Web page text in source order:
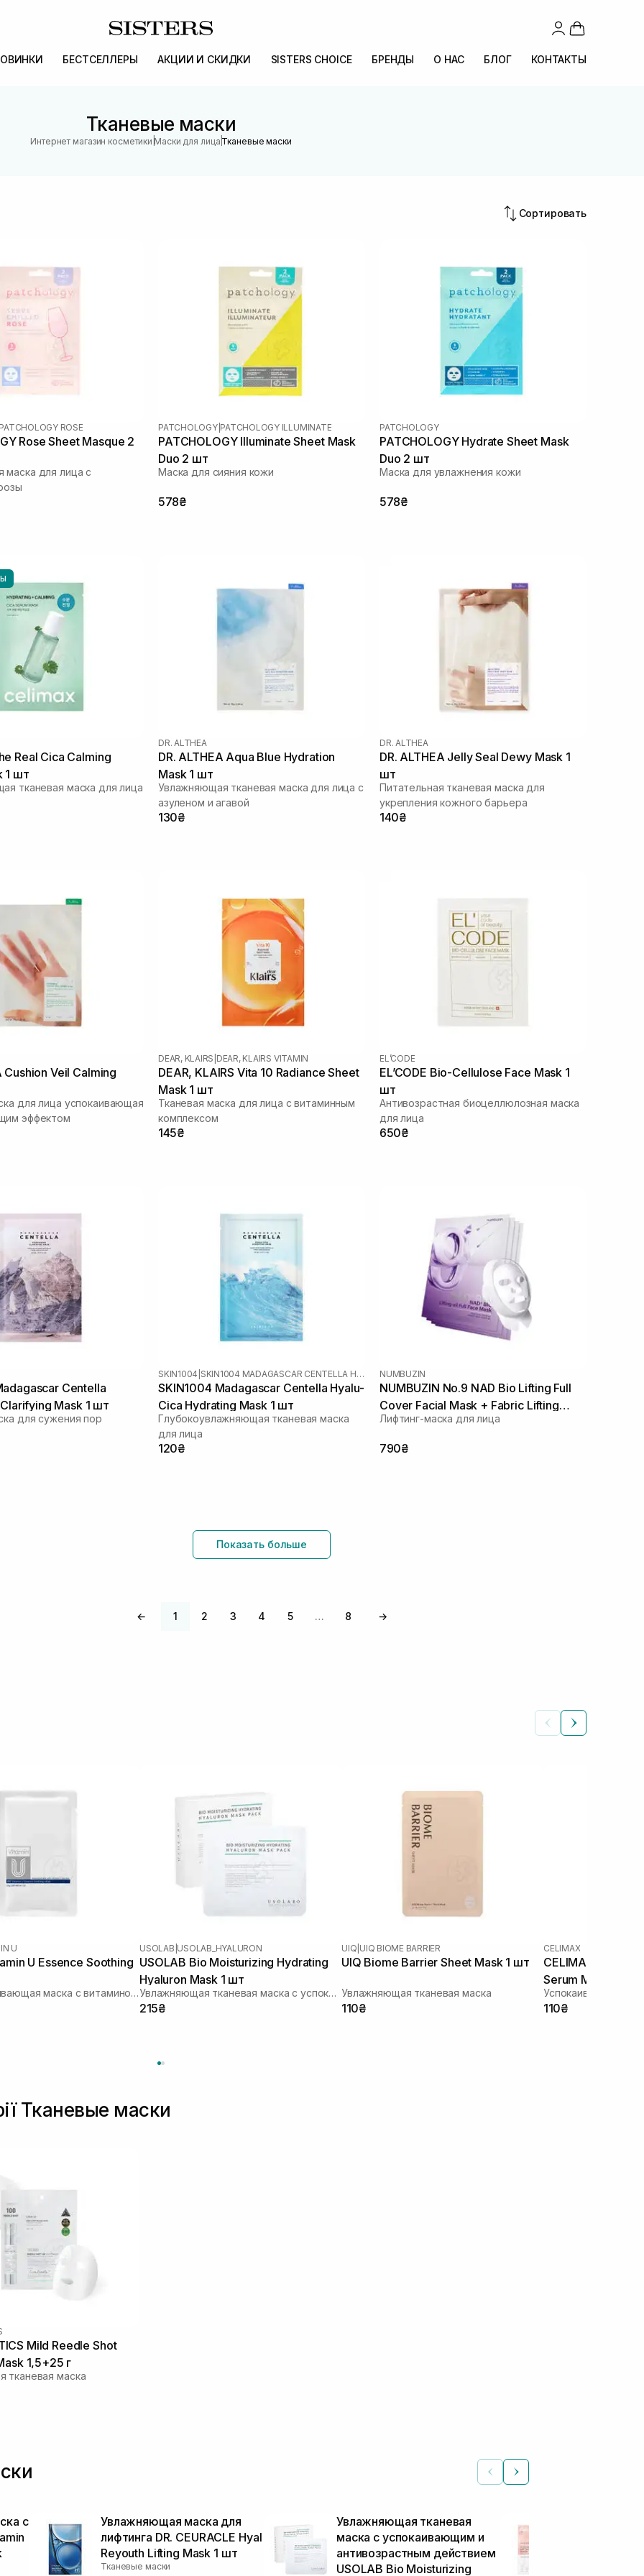
БЕСТСЕЛЛЕРЫ АКЦИИ И СКИДКИ SISTERS CHOICE БРЕНДЫ О НАС БЛОГ КОНТАКТЫ
Тканевые маски
Интернет магазин косметики |Маски для лица |Тканевые маски
Сортировать
PATCHOLOGY ROSE
Rosе Sheet Masque 2
для лица с
PATCHOLOGY| PATCHOLOGY ILLUMINATE
PATCHOLOGY Illuminate Sheet Mask
Duo 2 шт
Маска для сияния кожи
578₴
PATCHOLOGY
PATCHOLOGY Hydrate Sheet Mask
Duo 2 шт
Маска для увлажнения кожи
578₴
Real Cica Calming
1 шт
тканевая маска для лица
DR. ALTHEA
DR. ALTHEA Aqua Blue Hydration
Mask 1 шт
Увлажняющая тканевая маска для лица с
азуленом и агавой
130₴
DR. ALTHEA
DR. ALTHEA Jelly Seal Dewy Mask 1
шт
Питательная тканевая маска для
укрепления кожного барьера
140₴
Cushion Veil Calming
для лица успокаивающая
эффектом
DEAR, KLAIRS DEAR, KLAIRS VITAMIN
DEAR, KLAIRS Vita 10 Radiance Sheet
Mask 1 шт
Тканевая маска для лица с витаминным
комплексом
145₴
EL’CODE
EL’CODE Bio-Cellulose Face Mask 1
шт
Антивозрастная биоцеллюлозная маска
для лица
650₴
Centella
Mask 1 шт
для сужения пор
SKIN1004 SKIN1004 MADAGASCAR CENTELLA HYALU-CICA
SKIN1004 Madagascar Centella Hyalu-
Cica Hydrating Mask 1 шт
Глубокоувлажняющая тканевая маска
для лица
120₴
NUMBUZIN
NUMBUZIN No.9 NAD Bio Lifting Full
Cover Facial Mask + Fabric Lifting
Band 4 шт
Лифтинг-маска для лица
790₴
Показать больше
← 1 2 3 4 5 … 8 →
U
U Essence Soothing
Восстанавливающая маска с витамином U
USOLAB USOLAB_HYALURON
USOLAB Bio Moisturizing Hydrating
Hyaluron Mask 1 шт
Увлажняющая тканевая маска с успокаивающим и антивозрастным действием
215₴
UIQ UIQ BIOME BARRIER
UIQ Biome Barrier Sheet Mask 1 шт
Увлажняющая тканевая маска
110₴
CELIMAX
CELIMAX The
Serum Mask 1 шт
110₴
Тканевые маски
Mild Reedle Shot
1,5+25 г
тканевая маска
с
Увлажняющая маска для
лифтинга DR. CEURACLE Hyal
Reyouth Lifting Mask 1 шт
Тканевые маски
Увлажняющая тканевая
маска с успокаивающим и
антивозрастным действием
USOLAB Bio Moisturizing